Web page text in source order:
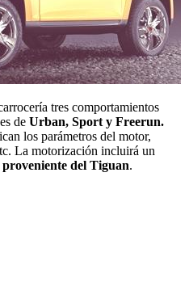
tres comportamientos
de Urban, Sport y Freerun.
los parámetros del motor,
La motorización incluirá un
del Tiguan.